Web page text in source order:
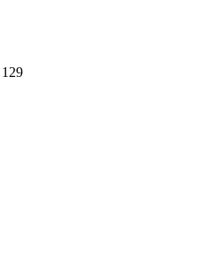
129